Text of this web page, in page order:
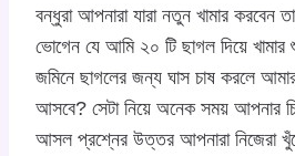
বন্ধুরা আপনারা যারা নতুন খামার করবেন
ভোগেন যে আমি ২০ টি ছাগল দিয়ে
জমিনে ছাগলের জন্য ঘাস চাষ করলে
আসবে? সেটা নিয়ে অনেক সময় আপনার
আসল প্রশ্নের উত্তর আপনারা নিজেরা